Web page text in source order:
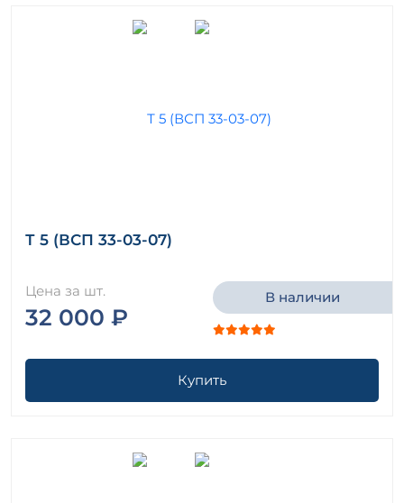
Т 5 (ВСП 33-03-07)
Цена за шт.
32 000 ₽
В наличии
Купить